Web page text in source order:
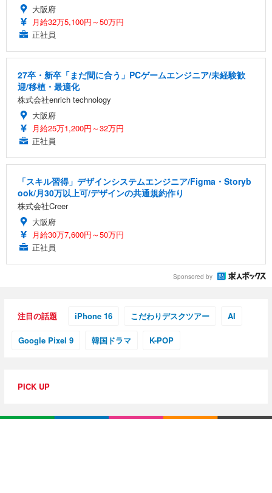
大阪府
月給32万5,100円～50万円
正社員
27卒・新卒「まだ間に合う」PCゲームエンジニア/未経験歓
迎/移植・最適化
株式会社enrich technology
大阪府
月給25万1,200円～32万円
正社員
「スキル習得」デザインシステムエンジニア/Figma・Storyb
ook/月30万以上可/デザインの共通規約作り
株式会社Creer
大阪府
月給30万7,600円～50万円
正社員
Sponsored by
注目の話題 iPhone 16 こだわりデスクツアー AI
Google Pixel 9 韓国ドラマ K-POP
PICK UP